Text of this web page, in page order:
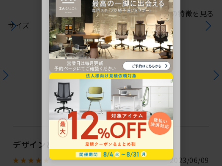
サイズ
シリーズの特徴を見る
ユーザーレビュー
この商品のレビュー
1 件のレビューが投稿されています
デザインと機能が揃っていて最高
2023/06/09